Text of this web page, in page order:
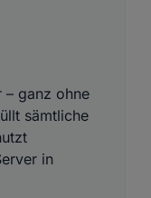
– ganz ohne
sämtliche
in